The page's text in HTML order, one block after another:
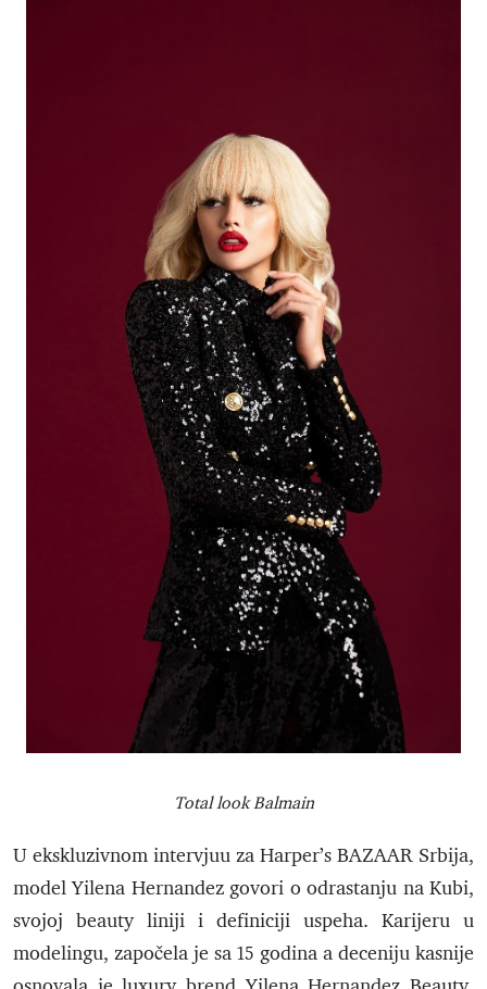
Total look Balmain
U ekskluzivnom intervjuu za Harper’s BAZAAR Srbija,
model Yilena Hernandez govori o odrastanju na Kubi,
svojoj beauty liniji i definiciji uspeha. Karijeru u
modelingu, započela je sa 15 godina a deceniju kasnije